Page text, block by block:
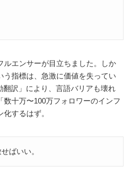
ルエンサーが目立ちました。しか
う指標は、急激に価値を失ってい
翻訳」により、言語バリアも壊れ
数十万〜100万フォロワーのインフ
するはず。
ばいい。